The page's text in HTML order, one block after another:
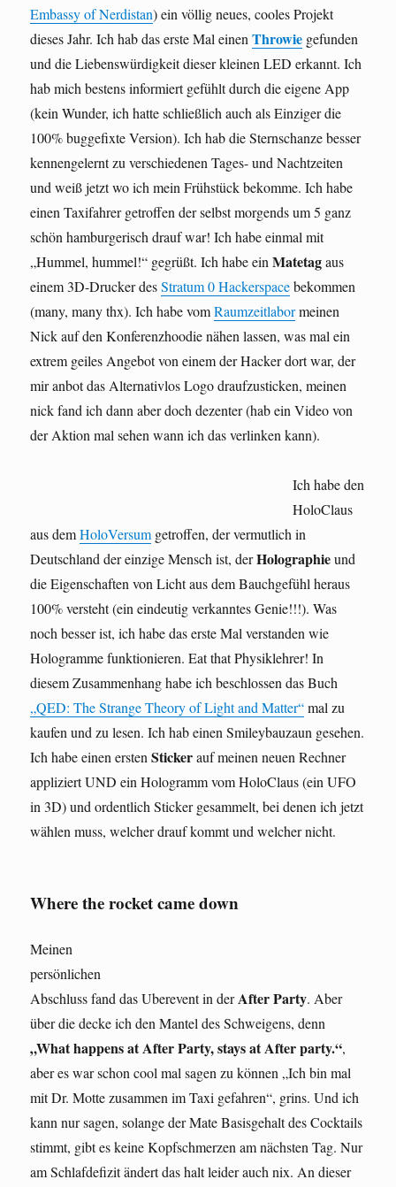
Embassy of Nerdistan) ein völlig neues, cooles Projekt
dieses Jahr. Ich hab das erste Mal einenThrowie gefunden
und die Liebenswürdigkeit dieser kleinen LED erkannt. Ich
hab mich bestens informiert gefühlt durch die eigene App
(kein Wunder, ich hatte schließlich auch als Einziger die
100% buggefixte Version). Ich hab die Sternschanze besser
kennengelernt zu verschiedenen Tages- und Nachtzeiten
und weiß jetzt wo ich mein Frühstück bekomme. Ich habe
einen Taxifahrer getroffen der selbst morgends um 5 ganz
schön hamburgerisch drauf war! Ich habe einmal mit
„Hummel, hummel!“ gegrüßt. Ich habe einMatetagaus
einem 3D-Drucker desStratum 0 Hackerspacebekommen
(many, many thx). Ich habe vomRaumzeitlabormeinen
Nick auf den Konferenzhoodie nähen lassen, was mal ein
extrem geiles Angebot von einem der Hacker dort war, der
mir anbot das Alternativlos Logo draufzusticken, meinen
nick fand ich dann aber doch dezenter (hab ein Video von
der Aktion mal sehen wann ich das verlinken kann).
Ich habe den
HoloClaus
aus demHoloVersum getroffen, der vermutlich in
Deutschland der einzige Mensch ist, derHolographieund
die Eigenschaften von Licht aus dem Bauchgefühl heraus
100% versteht (ein eindeutig verkanntes Genie!!!). Was
noch besser ist, ich habe das erste Mal verstanden wie
Hologramme funktionieren. Eat that Physiklehrer! In
diesem Zusammenhang habe ich beschlossen das Buch
„QED: The Strange Theory of Light and Matter“mal zu
kaufen und zu lesen. Ich hab einen Smileybauzaun gesehen.
Ich habe einen erstenStickerauf meinen neuen Rechner
appliziert UND ein Hologramm vom HoloClaus (ein UFO
in 3D) und ordentlich Sticker gesammelt, bei denen ich jetzt
wählen muss, welcher drauf kommt und welcher nicht.
Where the rocket came down
Meinen
persönlichen
Abschluss fand das Uberevent in derAfter Party. Aber
über die decke ich den Mantel des Schweigens, denn
„What happens at After Party, stays at After party.“,
aber es war schon cool mal sagen zu können „Ich bin mal
mit Dr. Motte zusammen im Taxi gefahren“, grins. Und ich
kann nur sagen, solange der Mate Basisgehalt des Cocktails
stimmt, gibt es keine Kopfschmerzen am nächsten Tag. Nur
am Schlafdefizit ändert das halt leider auch nix. An dieser